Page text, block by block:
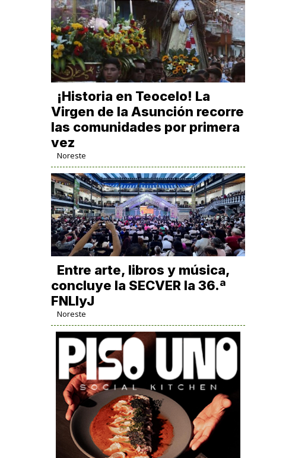
​¡Historia en Teocelo! La
Virgen de la Asunción recorre
las comunidades por primera
vez
Noreste
Entre arte, libros y música,
concluye la SECVER la 36.ª
FNLIyJ
Noreste